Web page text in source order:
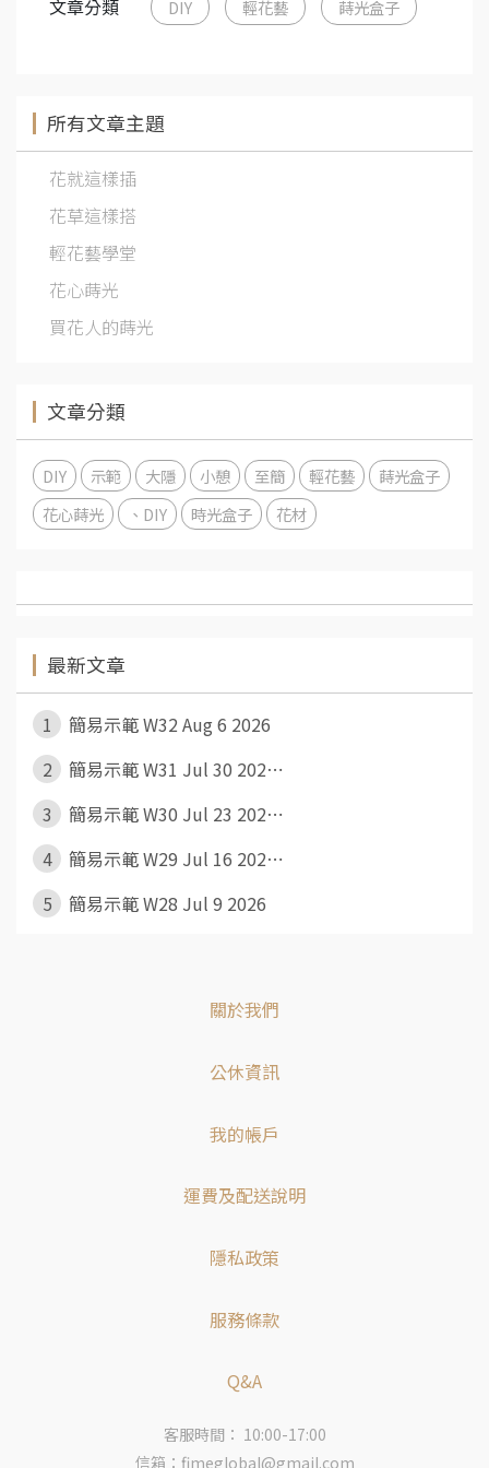
文章分類 DIY 輕花藝 蒔光盒子
所有文章主題
花就這樣插
花草這樣搭
輕花藝學堂
花心蒔光
買花人的蒔光
文章分類
DIY 示範 大隱 小憩 至簡 輕花藝
蒔光盒子
花心蒔光
、DIY 時光盒子 花材
最新文章
1
簡易示範 W32 Aug 6 2026
2
簡易示範 W31 Jul 30 202⋯
3
簡易示範 W30 Jul 23 202⋯
4
簡易示範 W29 Jul 16 202⋯
5
簡易示範 W28 Jul 9 2026
關於我們
公休資訊
我的帳戶
運費及配送說明
隱私政策
服務條款
Q&A
客服時間： 10:00-17:00
信箱：fimeglobal@gmail.com